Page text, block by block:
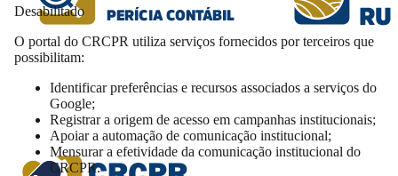
Desabilitado
O portal do CRCPR utiliza serviços fornecidos por terceiros que
possibilitam:
Identificar preferências e recursos associados a serviços do
Google;
Registrar a origem de acesso em campanhas institucionais;
Apoiar a automação de comunicação institucional;
Mensurar a efetividade da comunicação institucional do
CRCPR.